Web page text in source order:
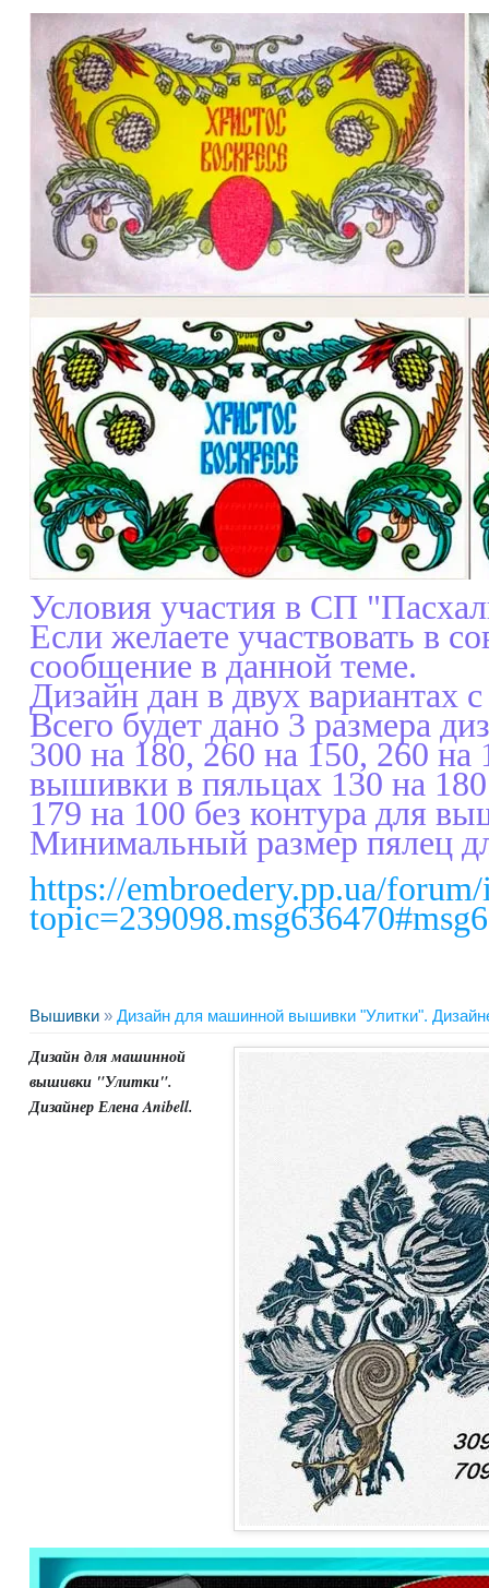
Условия участия в СП
Если желаете участвовать в
сообщение в данной теме.
Дизайн дан в двух вариантах
Всего будет дано 3 размера
300 на 180, 260 на 150, 260
вышивки в пяльцах 130 на 180
179 на 100 без контура для
Минимальный размер пялец
https://embroedery.pp.ua/
Вышивки » Дизайн для машинной вышивки "Улитки".
Дизайн для машинной
вышивки "Улитки".
Дизайнер Елена Anibell.